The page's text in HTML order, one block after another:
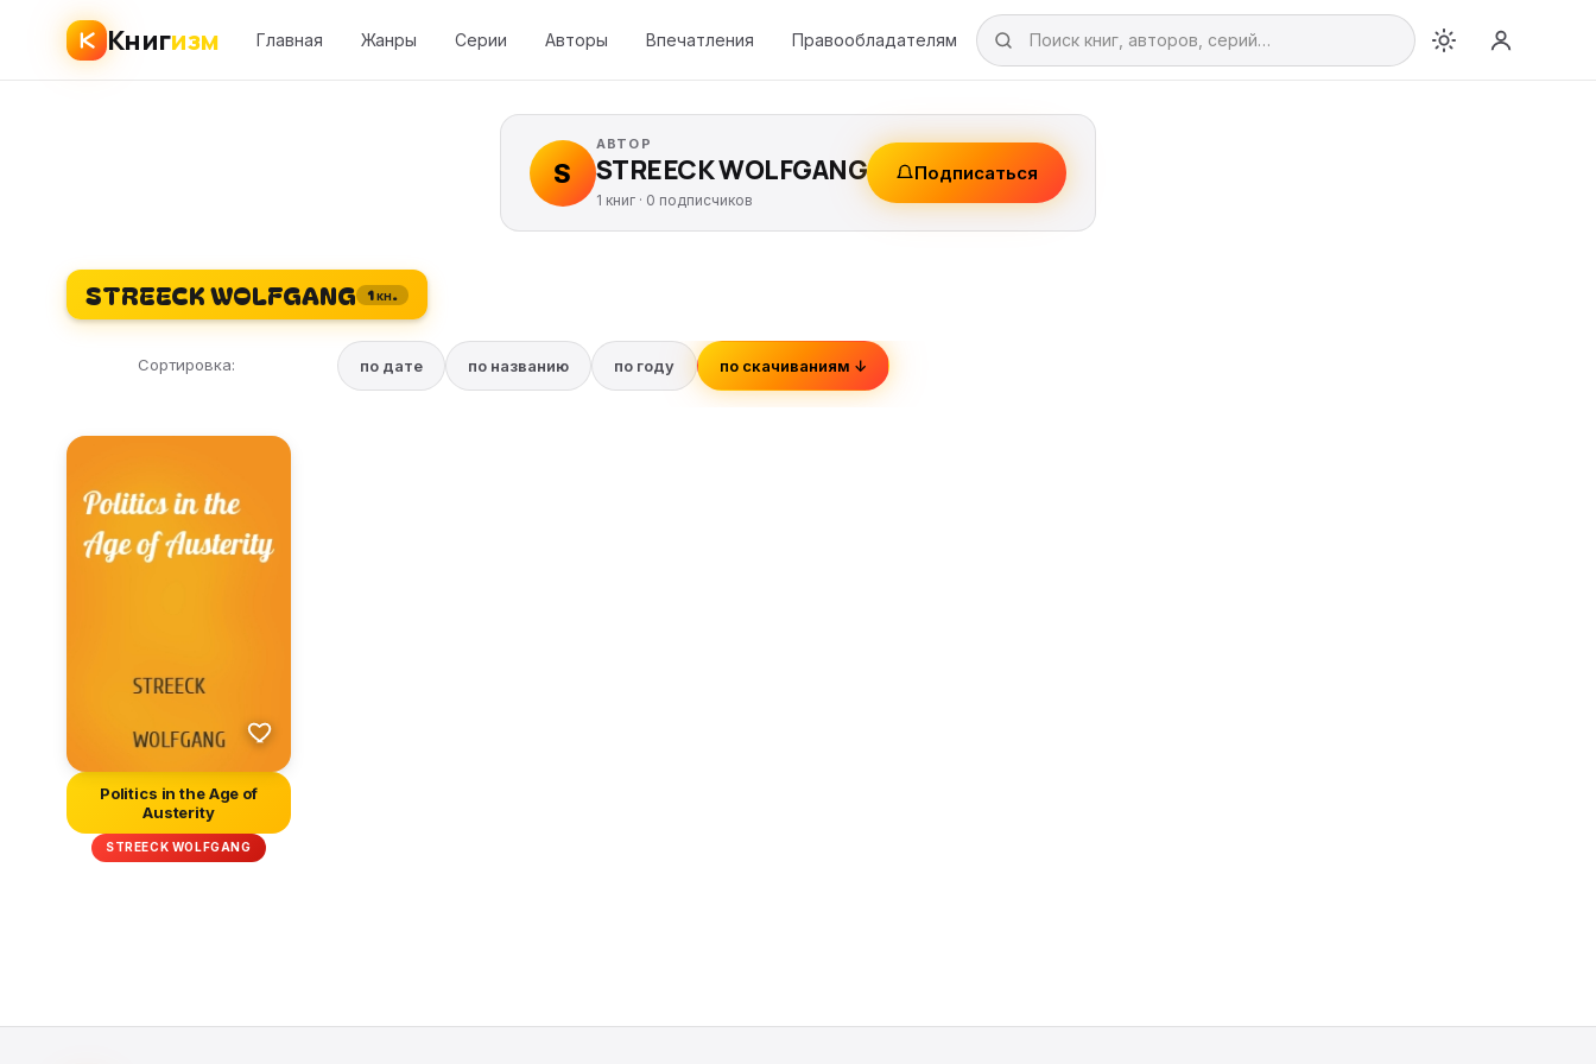
Книгизм Главная Жанры Серии Авторы Впечатления Правообладателям
S
АВТОР
STREECK WOLFGANG
1 книг · 0 подписчиков
Подписаться
STREECK WOLFGANG 1 кн.
Сортировка: по дате по названию по году по скачиваниям ↓
Politics in the Age of
Austerity
STREECK WOLFGANG